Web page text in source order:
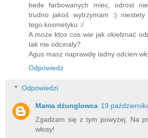
bede farbowanych miec, odrost
trudno jakoś wytrzymam :)
tego kosmetyku :/
A może ktos cos wie jak okiełznać
tak nie odcinaly?
Agus masz naprawdę ladny odcien
Odpowiedz
Odpowiedzi
Mama dżunglowca 19
Zgadzam się z tym powyżej. Na
włosy!